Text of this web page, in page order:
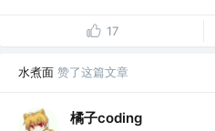
17
水煮面 赞了这篇文章
橘子coding